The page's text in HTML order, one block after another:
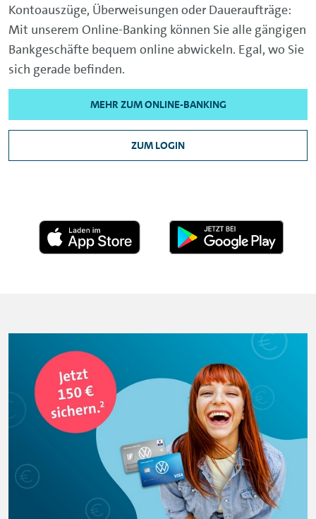
Kontoauszüge, Überweisungen oder Daueraufträge:
Mit unserem Online-Banking können Sie alle gängigen
Bankgeschäfte bequem online abwickeln. Egal, wo Sie
sich gerade befinden.
MEHR ZUM ONLINE-BANKING
ZUM LOGIN